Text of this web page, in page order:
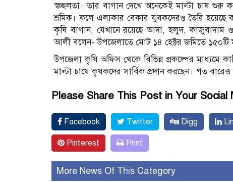
স্বচ্ছলতা। তার বাগান দেখে অনেকেই মাল্টা চাষ
শ্রমিক। ফলে এলাকার বেকার যুবকদেরও তৈরি হয়েছে
কৃষি বাগান, যেখানে রয়েছে আদা, হলুদ, কাজুবাদাম
আলী বলেন- উপজেলাতে মোট ১৪ হেক্টর জমিতে ১৫০টি
উপজেলা কৃষি অফিস থেকে বিভিন্ন প্রকল্পের মাধ্যমে
মাল্টা চাষে কৃষকদের সার্বিক প্রদান করছেন। গত
Please Share This Post in Your Social
Facebook Twitter Digg
Pinterest Print
More News Of This Category